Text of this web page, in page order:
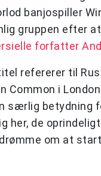
banjospiller
gruppen efter
forfatter
refererer til
Common i
særlig betydning
her, de
om at